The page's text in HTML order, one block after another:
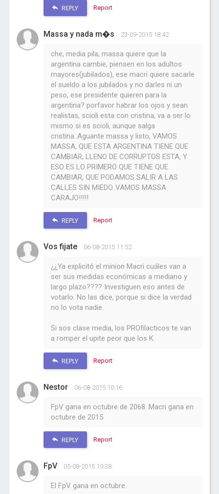
REPLY Report
Massa y nada m�s 23-09-2015 18:42
che, media pila, massa quiere que la
argentina cambie, piensen en los adultos
mayores(jubilados), ese macri quiere sacarle
el sueldo a los jubilados y no darles ni un
peso, ese presidente quieren para la
argentina? porfavor habrar los ojos y sean
realistas, scioli esta con cristina, va a ser lo
mismo si es scioli, aunque salga
cristina..Aguante massa y listo, VAMOS
MASSA, QUE ESTA ARGENTINA TIENE QUE
CAMBIAR, LLENO DE CORRUPTOS ESTA, Y
ESO ES LO PRIMERO QUE TIENE QUE
CAMBIAR, QUE PODAMOS SALIR A LAS
CALLES SIN MIEDO..VAMOS MASSA
CARAJO!!!!!
REPLY Report
Vos fijate 06-08-2015 11:52
¿¿Ya explicitó el minion Macri cuáles van a
ser sus medidas económicas a mediano y
largo plazo???? Investiguen eso antes de
votarlo. No las dice, porque si dice la verdad
no lo vota nadie.
Si sos clase media, los PROfilacticos te van
a romper el upite peor que los K.
REPLY Report
Nestor 06-08-2015 10:16
FpV gana en octubre de 2068. Macri gana en
octubre de 2015
REPLY Report
FpV 05-08-2015 19:38
El FpV gana en octubre.